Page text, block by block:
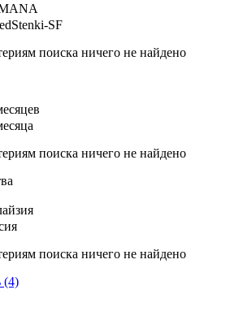
SF
поиска ничего не найдено
поиска ничего не найдено
поиска ничего не найдено
(4)